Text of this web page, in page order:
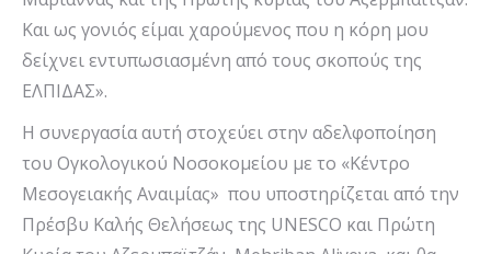
Και ως γονιός είμαι χαρούμενος που η κόρη μου
δείχνει εντυπωσιασμένη από τους σκοπούς της
ΕΛΠΙΔΑΣ».
Η συνεργασία αυτή στοχεύει στην αδελφοποίηση
του Ογκολογικού Νοσοκομείου με το «Κέντρο
Μεσογειακής Αναιμίας» που υποστηρίζεται από την
Πρέσβυ Καλής Θελήσεως της UNESCO και Πρώτη